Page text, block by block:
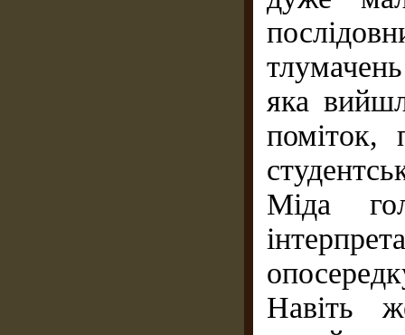
яка
поміток,
Міда
Навіть